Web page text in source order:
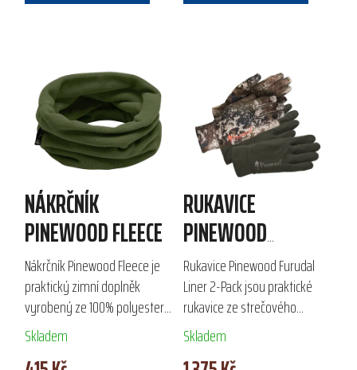
NÁKRČNÍK
PINEWOOD FLEECE
Nákrčník Pinewood Fleece je
praktický zimní doplněk
vyrobený ze 100% polyesteru,
který nabízí vynikající izolaci a
komfort. Ideální pro
Skladem
RUKAVICE
PINEWOOD
FURUDAL LINER 2-
PACK
Rukavice Pinewood Furudal
Liner 2-Pack jsou praktické
rukavice ze strečového
materiálu, ideální pro
střelecké aktivity. Balení
Skladem